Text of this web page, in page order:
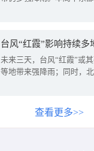
台风“红霞”影响持续
未来三天，台风“红霞”或
等地带来强降雨；同时，
查看更多>>